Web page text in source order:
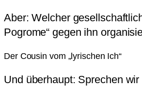
Aber: Welcher
Pogrome“ gegen ihn
Der Cousin vom „lyrischen Ich“
Und überhaupt: Sprechen